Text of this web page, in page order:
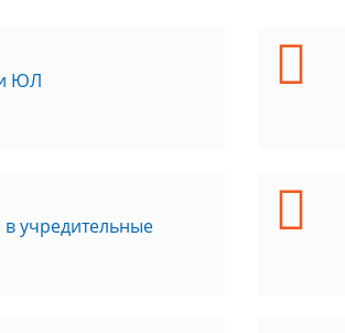
ЮЛ
учредительные